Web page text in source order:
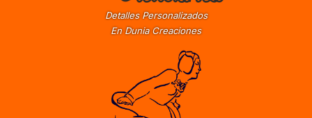
Detalles Personalizados
En Dunia Creaciones